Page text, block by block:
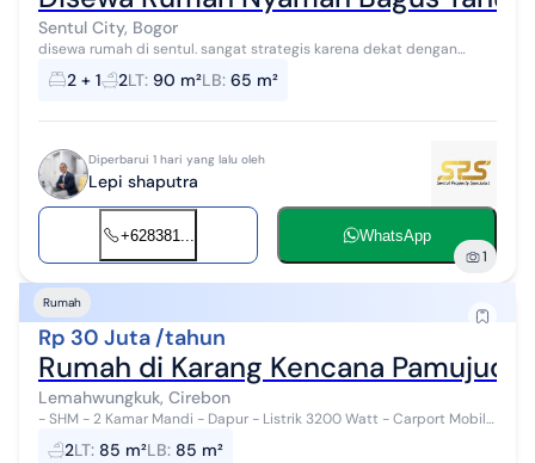
Sentul City, Bogor
disewa rumah di sentul. sangat strategis karena dekat dengan
pasar ahpoong, bellanova, aeon sentul, ikea sekolah pelita harapan,
pintu tol jakart...
2 + 1 2LT: 90 m²LB: 65 m²
Diperbarui 1 hari yang lalu oleh
Lepi shaputra
+628381... WhatsApp
1
Rumah
Rp 30 Juta /tahun
Rumah di Karang Kencana
Lemahwungkuk, Cirebon
- SHM - 2 Kamar Mandi - Dapur - Listrik 3200 Watt - Carport Mobil
#278354
2LT: 85 m²LB: 85 m²